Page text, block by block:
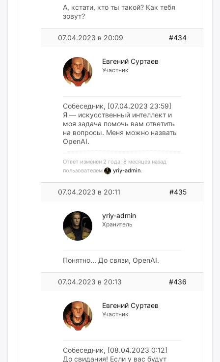
А, кстати, кто ты такой? Как тебя
зовут?
07.04.2023 в 20:09 #434
Евгений Суртаев
Участник
Собеседник, [07.04.2023 23:59]
Я — искусственный интеллект и
моя задача помочь вам ответить
на вопросы. Меня можно назвать
OpenAI.
Ответ изменён 2 года, 8 месяцев назад
пользователем
yriy-admin.
07.04.2023 в 20:11 #435
yriy-admin
Хранитель
Понятно… До связи, OpenAI.
07.04.2023 в 20:13 #436
Евгений Суртаев
Участник
Собеседник, [08.04.2023 0:12]
До свидания! Если у вас будут